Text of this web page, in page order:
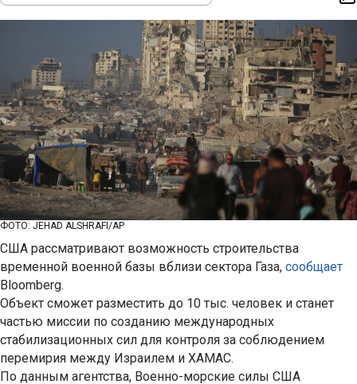
ФОТО: JEHAD ALSHRAFI/AP
США рассматривают возможность строительства
временной военной базы вблизи сектора Газа, сообщает
Bloomberg.
Объект сможет разместить до 10 тыс. человек и станет
частью миссии по созданию международных
стабилизационных сил для контроля за соблюдением
перемирия между Израилем и ХАМАС.
По данным агентства, Военно-морские силы США